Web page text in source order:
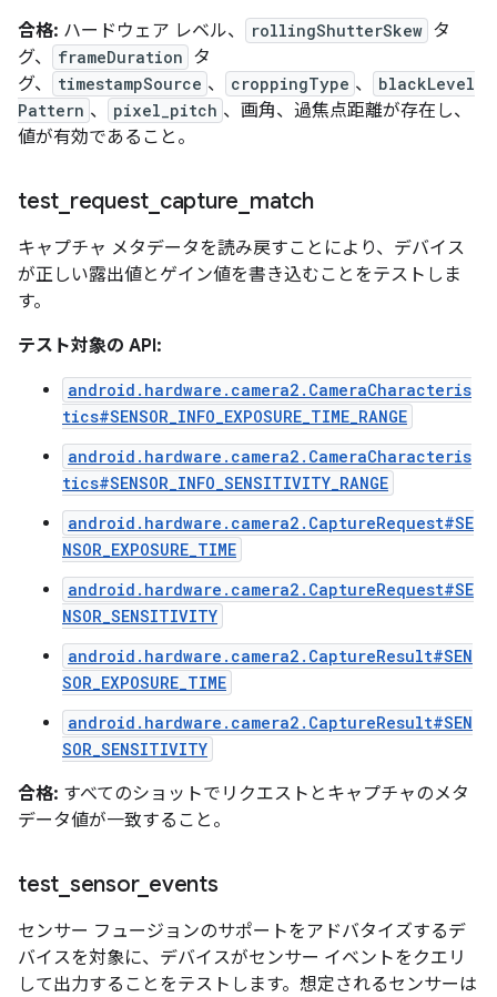
合格: ハードウェア レベル、 rollingShutterSkew タ
グ、
frameDuration タ
グ、
timestampSource 、 croppingType 、
blackLevel
Pattern 、 pixel_pitch 、画角、過焦点距離が存在し、
値が有効であること。
test request capture match
キャプチャ メタデータを読み戻すことにより、デバイス
が正しい露出値とゲイン値を書き込むことをテストしま
す。
テスト対象の API:
android.hardware.camera2.CameraCharacteris
tics#SENSOR_INFO_EXPOSURE_TIME_RANGE
android.hardware.camera2.CameraCharacteris
tics#SENSOR_INFO_SENSITIVITY_RANGE
android.hardware.camera2.CaptureRequest#SE
NSOR_EXPOSURE_TIME
android.hardware.camera2.CaptureRequest#SE
NSOR_SENSITIVITY
android.hardware.camera2.CaptureResult#SEN
SOR_EXPOSURE_TIME
android.hardware.camera2.CaptureResult#SEN
SOR_SENSITIVITY
合格: すべてのショットでリクエストとキャプチャのメタ
データ値が一致すること。
test sensor_ events
センサー フュージョンのサポートをアドバタイズするデ
バイスを対象に、デバイスがセンサー イベントをクエリ
して出力することをテストします。想定されるセンサーは